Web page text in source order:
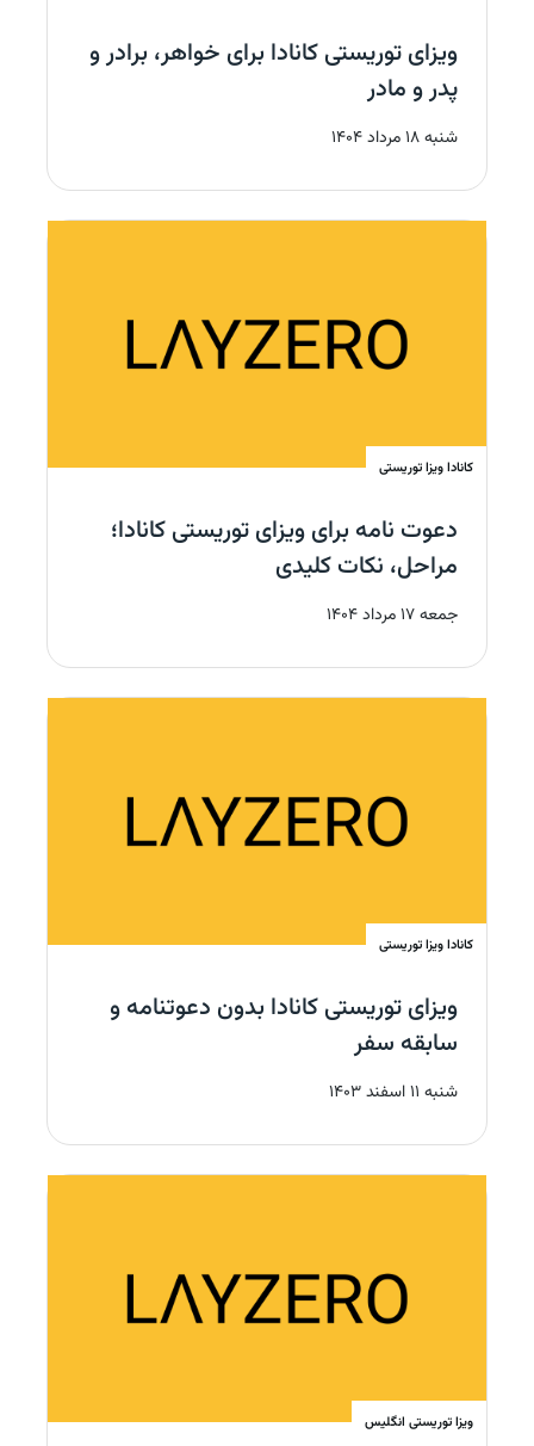
ویزای توریستی کانادا برای خواهر، برادر و
پدر و مادر
شنبه 18 مرداد 1404
کاناداویزا توریستی
دعوت نامه برای ویزای توریستی کانادا؛
مراحل، نکات کلیدی
جمعه 17 مرداد 1404
کاناداویزا توریستی
ویزای توریستی کانادا بدون دعوتنامه و
سابقه سفر
شنبه 11 اسفند 1403
ویزا توریستی انگلیس